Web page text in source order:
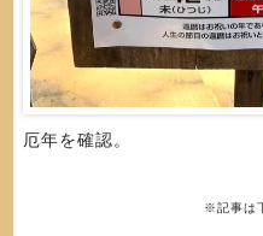
厄年を確認。
※記事は